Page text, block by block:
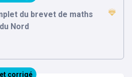
du brevet de maths
Nord
corrigé